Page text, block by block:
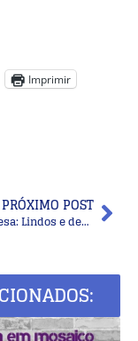
Imprimir
PRÓXIMO POST
Natal na mesa: Lindos e decorativos pratos natalinos